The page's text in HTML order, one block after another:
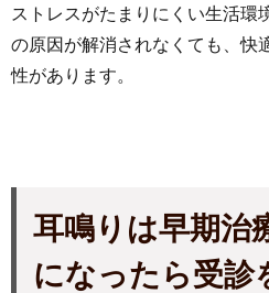
ストレスがたまりにくい生活環
の原因が解消されなくても、快
性があります。
耳鳴りは早期治
になったら受診